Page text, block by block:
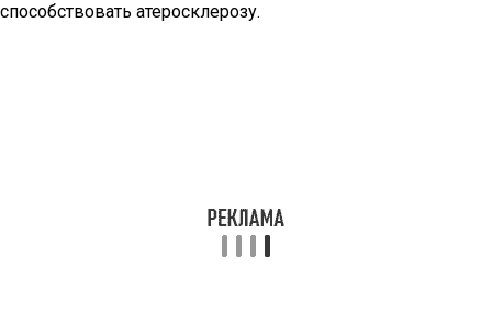
способствовать атеросклерозу.